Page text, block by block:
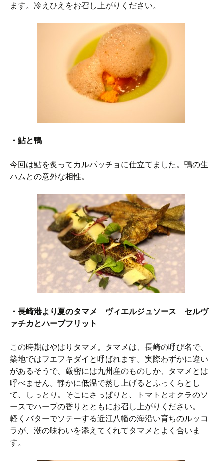
ます。冷えひえをお召し上がりください。
・鮎と鴨
今回は鮎を炙ってカルパッチョに仕立てました。鴨の生
ハムとの意外な相性。
・長崎港より夏のタマメ ヴィエルジュソース セルヴ
ァチカとハーブフリット
この時期はやはりタマメ。タマメは、長崎の呼び名で、
築地ではフエフキダイと呼ばれます。実際わずかに違い
があるそうで、厳密には九州産のものしか、タマメとは
呼べません。静かに低温で蒸し上げるとふっくらとし
て、しっとり。そこにさっぱりと、トマトとオクラのソ
ースでハーブの香りとともにお召し上がりください。
軽くバターでソテーする近江八幡の海沿い育ちのルッコ
ラが、潮の味わいを添えてくれてタマメとよく合いま
す。